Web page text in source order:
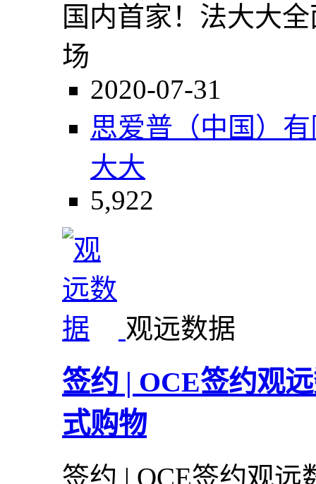
国内首家！法大大
场
2020-07-31
思爱普（中国）
大大
5,922
观远数据
签约 | OCE签约观
式购物
签约 | OCE签约观